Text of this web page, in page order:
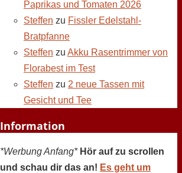
Paprikas und Tomaten 2026
Steffen zu Fissler Edelstahl-
Bratpfanne
Steffen zu Akku Rasentrimmer von
Florabest im Test
Steffen zu 2 neue Tassen mit
Gesicht und Tee
Information
*Werbung Anfang* Hör auf zu scrollen
und schau dir das an! Es geht um